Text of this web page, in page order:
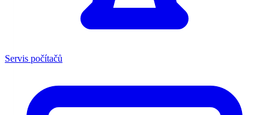
Servis počítačů